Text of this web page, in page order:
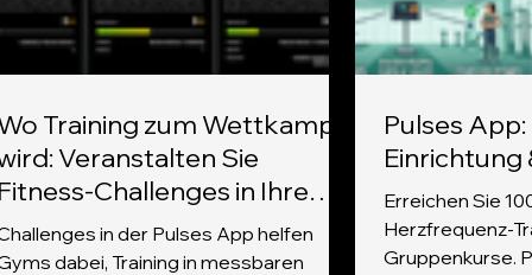
Training zum Wettkampf
Veranstalten Sie
Challenges in Ihrem
in der Pulses App helfen
dabei, Training in messbaren
Pulses
Einrichtung
Erreichen Sie
Herzfrequenz-
Gruppenkurse.